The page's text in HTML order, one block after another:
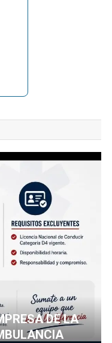
DE LA